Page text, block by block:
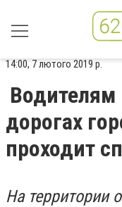
14:00, 7 лютого 2019 р.
Водителям
дорогах
проходит
На территории